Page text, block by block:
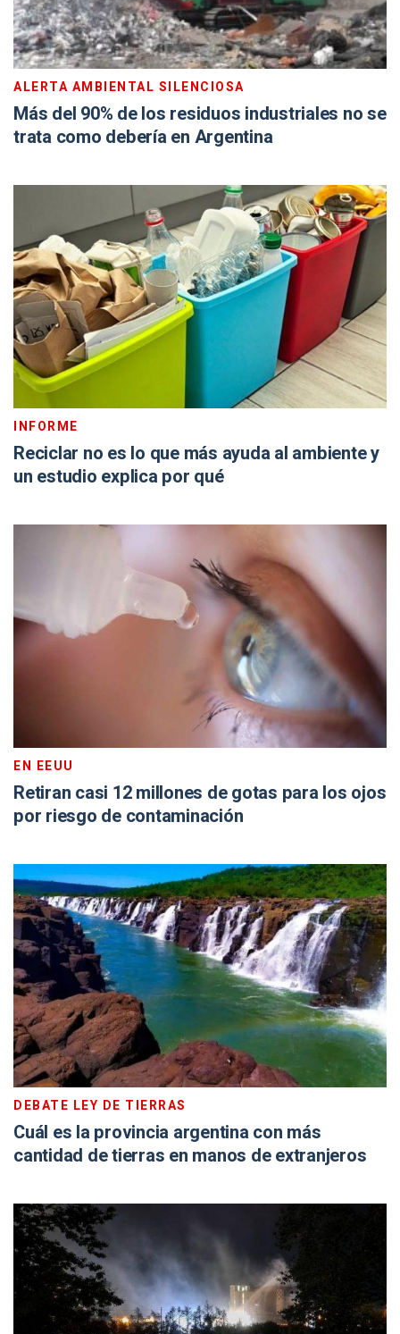
ALERTA AMBIENTAL SILENCIOSA
Más del 90% de los residuos industriales no se
trata como debería en Argentina
INFORME
Reciclar no es lo que más ayuda al ambiente y
un estudio explica por qué
EN EEUU
Retiran casi 12 millones de gotas para los ojos
por riesgo de contaminación
DEBATE LEY DE TIERRAS
Cuál es la provincia argentina con más
cantidad de tierras en manos de extranjeros